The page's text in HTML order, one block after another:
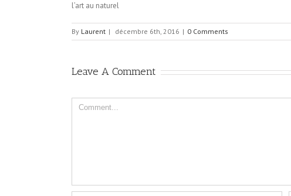
l’art au naturel
By Laurent | décembre 6th, 2016 | 0 Comments
Leave A Comment
Comment